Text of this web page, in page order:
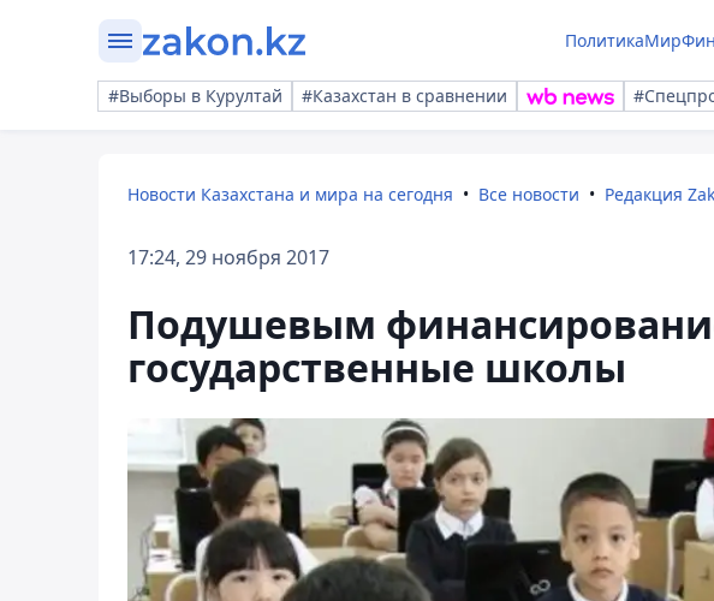
ПолитикаМир
#Выборы в Курултай #Казахстан в сравнении
Новости Казахстана и мира на сегодня Все новости Редакция
17:24, 29 ноября 2017
Подушевым
государственные школы